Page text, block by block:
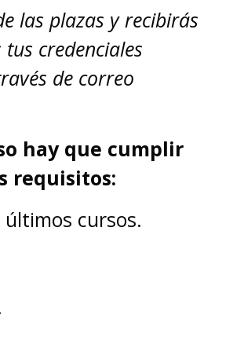
las plazas y recibirás
credenciales
de correo
hay que cumplir
requisitos:
cursos.